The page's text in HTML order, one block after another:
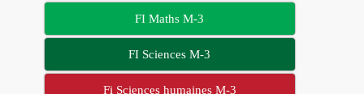
FI Maths M-3
FI Sciences M-3
Fi Sciences humaines M-3